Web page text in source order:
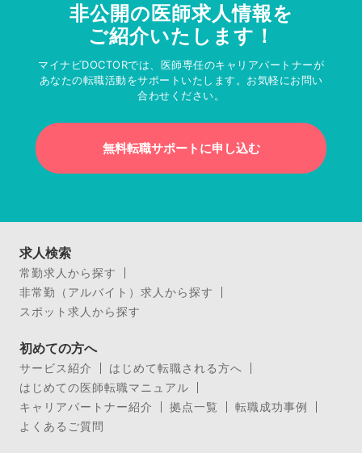
非公開の医師求人情報を
ご紹介いたします！
マイナビDOCTORでは、医師専任のキャリアパートナーが
あなたの転職活動をサポートいたします。お気軽にお問い
合わせください。
無料転職サポートに申し込む
求人検索
常勤求人から探す
非常勤（アルバイト）求人から探す
スポット求人から探す
初めての方へ
サービス紹介
はじめて転職される方へ
はじめての医師転職マニュアル
キャリアパートナー紹介
拠点一覧
転職成功事例
よくあるご質問